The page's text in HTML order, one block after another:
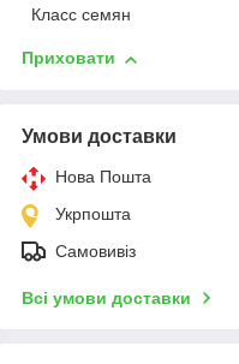
Класс семян
Приховати
Умови доставки
Нова Пошта
Укрпошта
Самовивіз
Всі умови доставки